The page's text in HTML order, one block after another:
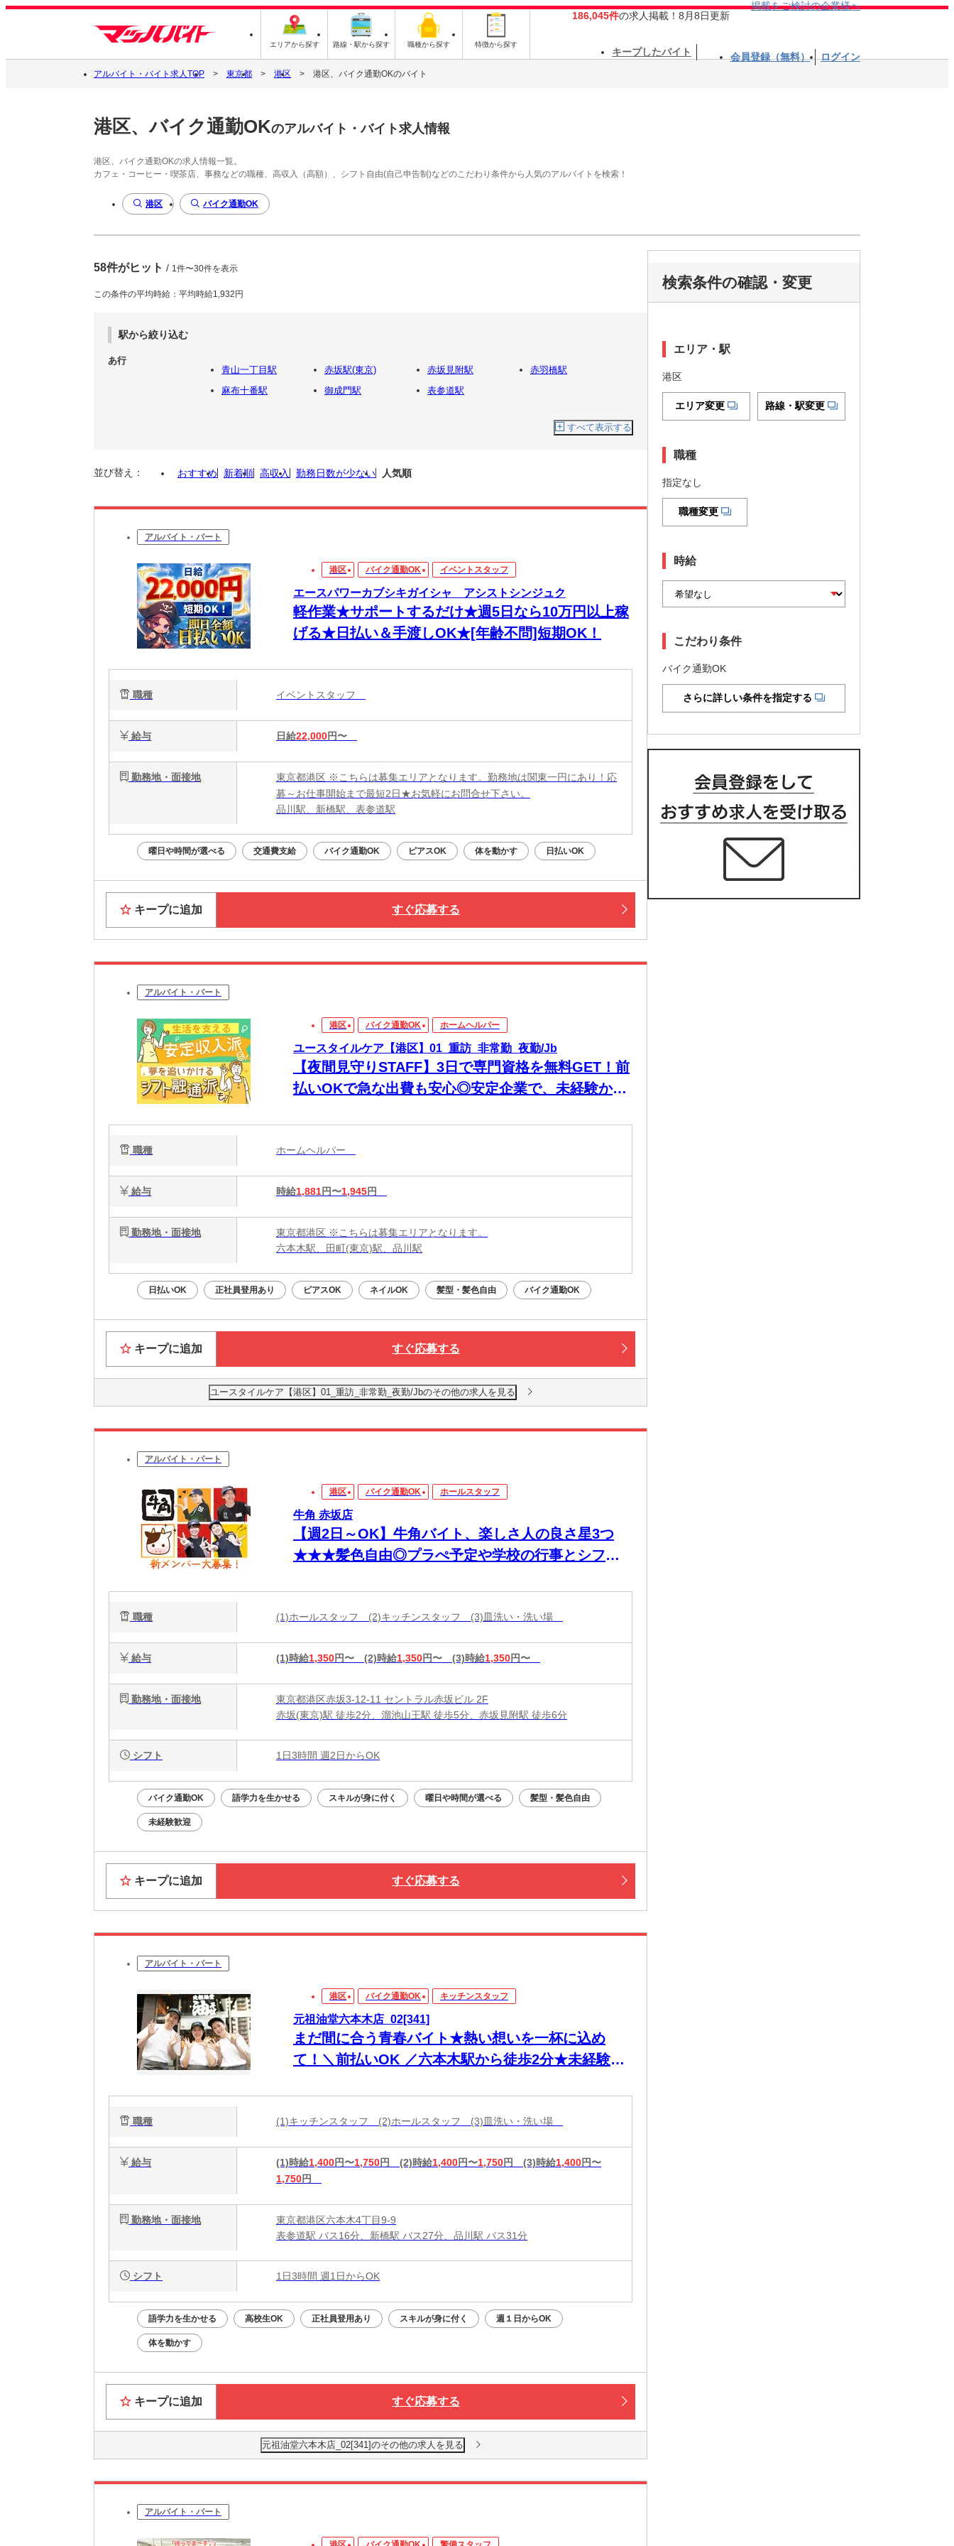
エリアから探す 路線・駅から探す 職種から探す 特徴から探す
186,045件の求人掲載！8月8日更新
掲載をご検討の企業様へ
キープしたバイト 会員登録（無料） ログイン
アルバイト・バイト求人TOP 東京都 港区 港区、バイク通勤OKのバイト
港区、バイク通勤OKのアルバイト・バイト求人情報
港区、バイク通勤OKの求人情報一覧。
カフェ・コーヒー・喫茶店、事務などの職種、高収入（高額）、シフト自由(自己申告制)などのこだわり条件から人気のアルバイトを検索！
港区 バイク通勤OK
58件がヒット / 1件〜30件を表示
この条件の平均時給：平均時給1,932円
駅から絞り込む
あ行
青山一丁目駅
赤坂駅(東京) 赤坂見附駅
赤羽橋駅
麻布十番駅
御成門駅 表参道駅
すべて表示する
並び替え： おすすめ 新着順 高収入 勤務日数が少ない 人気順
アルバイト・パート
港区 バイク通勤OK イベントスタッフ
エースパワーカブシキガイシャ アシストシンジュク
軽作業★サポートするだけ★週5日なら10万円以上稼
げる★日払い＆手渡しOK★[年齢不問]短期OK！
職種 イベントスタッフ
給与 日給22,000円〜
勤務地・面接地
東京都港区 ※こちらは募集エリアとなります。勤務地は関東一円にあり！応
募～お仕事開始まで最短2日★お気軽にお問合せ下さい。
品川駅、新橋駅、表参道駅
曜日や時間が選べる 交通費支給 バイク通勤OK ピアスOK 体を動かす 日払いOK
キープに追加 すぐ応募する
アルバイト・パート
港区 バイク通勤OK ホームヘルパー
ユースタイルケア【港区】01_重訪_非常勤_夜勤/Jb
【夜間見守りSTAFF】3日で専門資格を無料GET！前
払いOKで急な出費も安心◎安定企業で、未経験から
職種 ホームヘルパー
給与 時給1,881円〜1,945円
勤務地・面接地
東京都港区 ※こちらは募集エリアとなります。
六本木駅、田町(東京)駅、品川駅
日払いOK 正社員登用あり ピアスOK ネイルOK 髪型・髪色自由 バイク通勤OK
キープに追加 すぐ応募する
ユースタイルケア【港区】01_重訪_非常勤_夜勤/Jbのその他の求人を見る
アルバイト・パート
港区 バイク通勤OK ホールスタッフ
牛角 赤坂店
【週2日～OK】牛角バイト、楽しさ人の良さ星3つ
★★★髪色自由◎プラぺ予定や学校の行事とシフト
職種 (1)ホールスタッフ (2)キッチンスタッフ (3)皿洗い・洗い場
給与 (1)時給1,350円〜 (2)時給1,350円〜 (3)時給1,350円〜
勤務地・面接地
東京都港区赤坂3-12-11 セントラル赤坂ビル 2F
赤坂(東京)駅 徒歩2分、溜池山王駅 徒歩5分、赤坂見附駅 徒歩6分
シフト 1日3時間 週2日からOK
バイク通勤OK 語学力を生かせる スキルが身に付く 曜日や時間が選べる 髪型・髪色自由
未経験歓迎
キープに追加 すぐ応募する
アルバイト・パート
港区 バイク通勤OK キッチンスタッフ
元祖油堂六本木店_02[341]
まだ間に合う青春バイト★熱い想いを一杯に込め
て！＼前払いOK ／六本木駅から徒歩2分★未経験
職種 (1)キッチンスタッフ (2)ホールスタッフ (3)皿洗い・洗い場
給与 (1)時給1,400円〜1,750円 (2)時給1,400円〜1,750円 (3)時給1,400円〜
1,750円
勤務地・面接地
東京都港区六本木4丁目9-9
表参道駅 バス16分、新橋駅 バス27分、品川駅 バス31分
シフト 1日3時間 週1日からOK
語学力を生かせる 高校生OK 正社員登用あり スキルが身に付く 週１日からOK
体を動かす
キープに追加 すぐ応募する
元祖油堂六本木店_02[341]のその他の求人を見る
アルバイト・パート
検索条件の確認・変更
エリア・駅
港区
エリア変更 路線・駅変更
職種
指定なし
職種変更
時給
こだわり条件
バイク通勤OK
さらに詳しい条件を指定する